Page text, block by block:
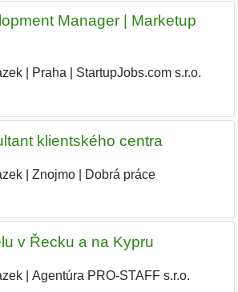
Manager | Marketup
| Praha StartupJobs.com s.r.o.
klientského centra
| Znojmo| Dobrá práce
v Řecku a na Kypru
| Agentúra PRO-STAFF s.r.o.